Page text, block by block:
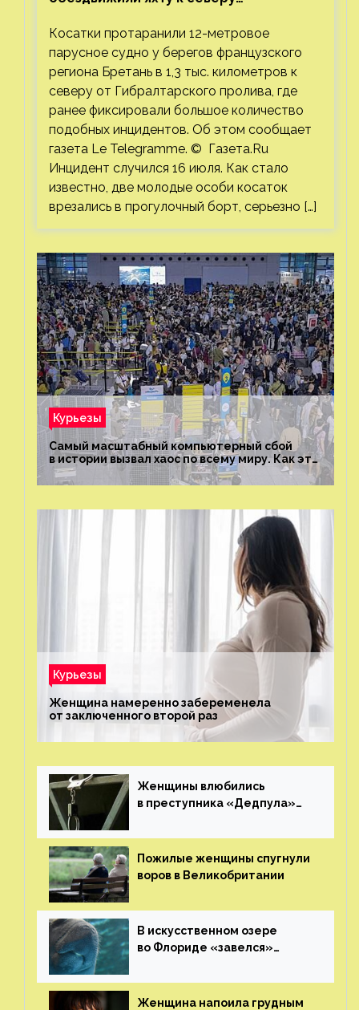
Косатки протаранили 12-метровое
парусное судно у берегов французского
региона Бретань в 1,3 тыс. километров к
северу от Гибралтарского пролива, где
ранее фиксировали большое количество
подобных инцидентов. Об этом сообщает
газета Le Telegramme. © Газета.Ru
Инцидент случился 16 июля. Как стало
известно, две молодые особи косаток
врезались в прогулочный борт, серьезно […]
Курьезы
Самый масштабный компьютерный сбой
в истории вызвал хаос по всему миру. Как это
было?
Курьезы
Женщина намеренно забеременела
от заключенного второй раз
Женщины влюбились
в преступника «Дедпула»
ему жизнь
Пожилые женщины спугнули
воров в Великобритании
В искусственном озере
во Флориде «завелся»
Женщина напоила грудным